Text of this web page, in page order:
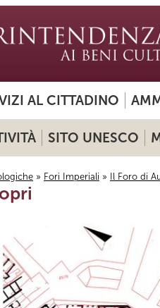
AL CITTADINO
SITO UNESCO
» Fori Imperiali » Il Foro di